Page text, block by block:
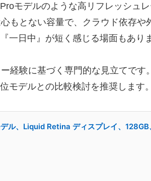
モデルのような高リフレッシュ
もとない容量で、クラウド依存
一日中』が短く感じる場面もあり
経験に基づく専門的な見立てで
モデルとの比較検討を推奨します。
ル、Liquid Retina ディスプレイ、